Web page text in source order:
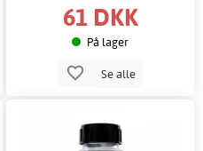
61 DKK
På lager
Se alle